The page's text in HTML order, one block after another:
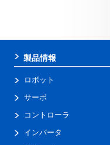
製品情報
ロボット
サーボ
コントローラ
インバータ